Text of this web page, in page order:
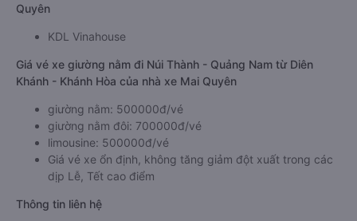
Quyên
KDL Vinahouse
Giá vé xe giường nằm đi Núi Thành - Quảng Nam từ Diên
Khánh - Khánh Hòa của nhà xe Mai Quyên
giường nằm: 500000đ/vé
giường nằm đôi: 700000đ/vé
limousine: 500000đ/vé
Giá vé xe ổn định, không tăng giảm đột xuất trong các
dịp Lễ, Tết cao điểm
Thông tin liên hệ